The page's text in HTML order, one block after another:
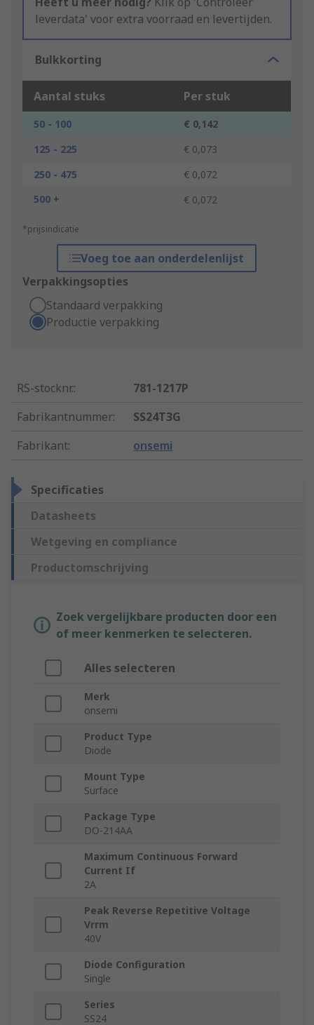
leverdata' voor extra voorraad en levertijden.
Bulkkorting
Aantal stuks Per stuk
50 - 100
€ 0,142
125 - 225
€ 0,073
250 - 475
€ 0,072
500 +
€ 0,072
*prijsindicatie
Voeg toe aan onderdelenlijst
Verpakkingsopties
Standaard verpakking
Productie verpakking
RS-stocknr.:
781-1217P
Fabrikantnummer:
SS24T3G
Fabrikant: onsemi
Specificaties
Datasheets
Wetgeving en compliance
Productomschrijving
Zoek vergelijkbare producten door een
of meer kenmerken te selecteren.
Alles selecteren
Merk
onsemi
Product Type
Diode
Mount Type
Surface
Package Type
DO-214AA
Maximum Continuous Forward
Current If
2A
Peak Reverse Repetitive Voltage
Vrrm
40V
Diode Configuration
Single
Series
SS24